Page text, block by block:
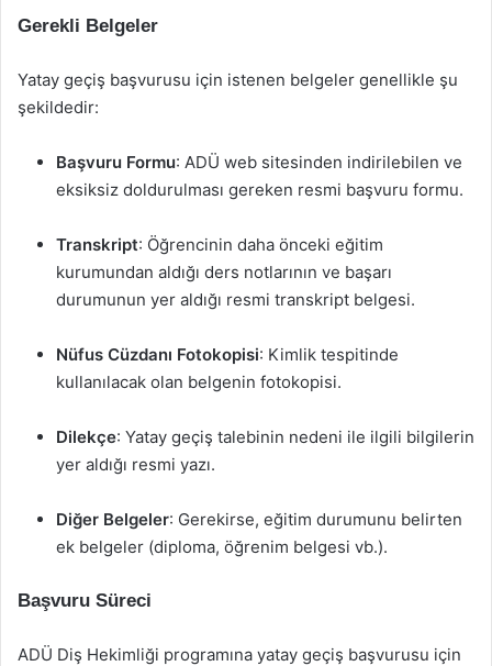
Gerekli Belgeler
Yatay geçiş başvurusu için istenen belgeler genellikle şu
şekildedir:
Başvuru Formu: ADÜ web sitesinden indirilebilen ve
eksiksiz doldurulması gereken resmi başvuru formu.
Transkript: Öğrencinin daha önceki eğitim
kurumundan aldığı ders notlarının ve başarı
durumunun yer aldığı resmi transkript belgesi.
Nüfus Cüzdanı Fotokopisi: Kimlik tespitinde
kullanılacak olan belgenin fotokopisi.
Dilekçe: Yatay geçiş talebinin nedeni ile ilgili bilgilerin
yer aldığı resmi yazı.
Diğer Belgeler: Gerekirse, eğitim durumunu belirten
ek belgeler (diploma, öğrenim belgesi vb.).
Başvuru Süreci
ADÜ Diş Hekimliği programına yatay geçiş başvurusu için